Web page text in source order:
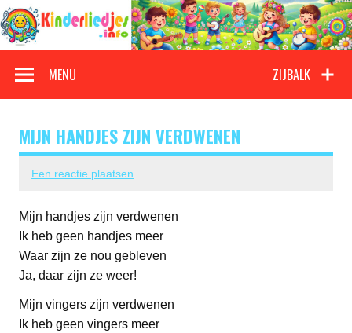
Doorgaan
naar
inhoud
Kinderliedjes
ZIJBALK
MENU
MIJN HANDJES ZIJN VERDWENEN
Een reactie plaatsen
Mijn handjes zijn verdwenen
Ik heb geen handjes meer
Waar zijn ze nou gebleven
Ja, daar zijn ze weer!
Mijn vingers zijn verdwenen
Ik heb geen vingers meer